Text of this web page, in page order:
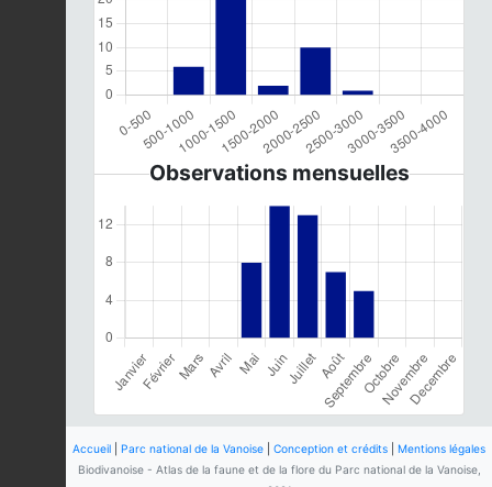
Observations mensuelles
Accueil Parc national de la Vanoise Conception et crédits
Mentions légales
Biodivanoise - Atlas de la faune et de la flore du Parc national de la Vanoise,